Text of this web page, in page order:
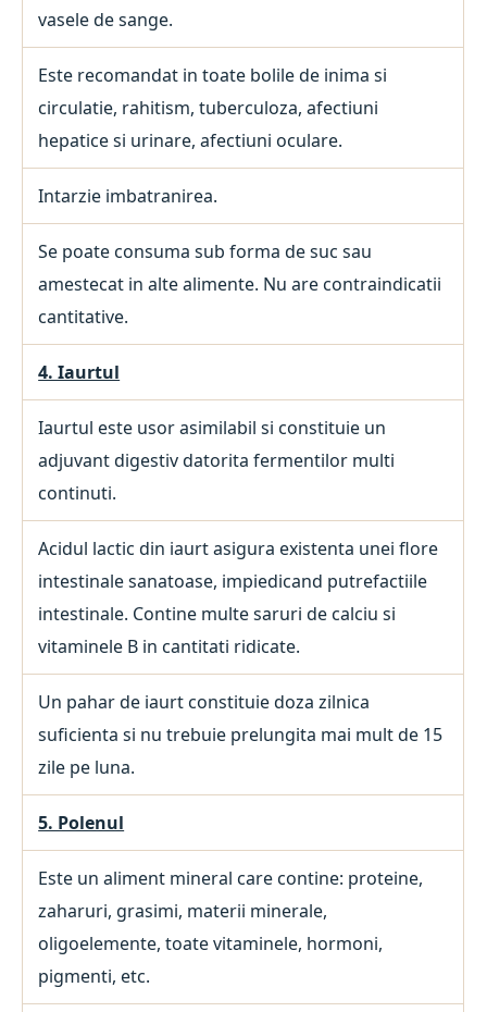
vasele de sange.
Este recomandat in toate bolile de inima si
circulatie, rahitism, tuberculoza, afectiuni
hepatice si urinare, afectiuni oculare.
Intarzie imbatranirea.
Se poate consuma sub forma de suc sau
amestecat in alte alimente. Nu are contraindicatii
cantitative.
4. Iaurtul
Iaurtul este usor asimilabil si constituie un
adjuvant digestiv datorita fermentilor multi
continuti.
Acidul lactic din iaurt asigura existenta unei flore
intestinale sanatoase, impiedicand putrefactiile
intestinale. Contine multe saruri de calciu si
vitaminele B in cantitati ridicate.
Un pahar de iaurt constituie doza zilnica
suficienta si nu trebuie prelungita mai mult de 15
zile pe luna.
5. Polenul
Este un aliment mineral care contine: proteine,
zaharuri, grasimi, materii minerale,
oligoelemente, toate vitaminele, hormoni,
pigmenti, etc.